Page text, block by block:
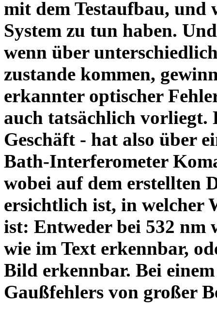
mit dem Testaufbau, und
System zu tun haben.
wenn über
zustande kommen,
erkannter optischer
auch tatsächlich vorliegt.
Geschäft - hat also über
Bath-Interferometer
wobei auf dem erstellten
ersichtlich ist, in welcher
ist: Entweder bei 532 nm
wie im Text erkennbar,
Bild erkennbar. Bei
Gaußfehlers von großer